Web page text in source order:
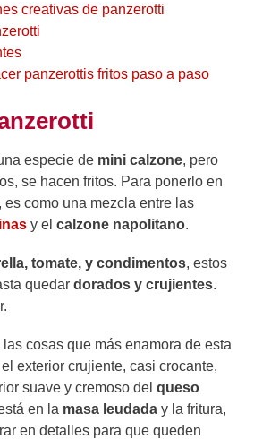
creativas de panzerotti
panzerottis fritos paso a paso
especie de mini calzone, pero
se hacen fritos. Para ponerlo en
es como una mezcla entre las
y el calzone napolitano.
tomate, y condimentos, estos
quedar dorados y crujientes.
las cosas que más enamora de esta
el exterior crujiente, casi crocante,
suave y cremoso del queso
en la masa leudada y la fritura,
en detalles para que queden